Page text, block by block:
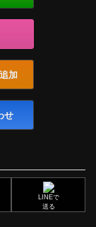
加
せ
LINEで
送る